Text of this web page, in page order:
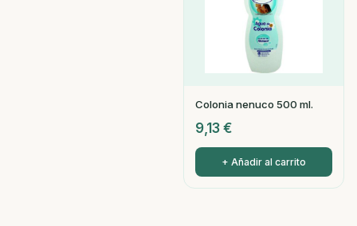
Colonia nenuco 500 ml.
9,13 €
+ Añadir al carrito